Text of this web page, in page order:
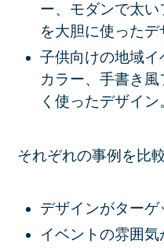
ー、モダンで太
を大胆に使ったデ
子供向けの地域
カラー、手書き
く使ったデザイン
それぞれの事例を比
デザインがターゲ
イベントの雰囲気